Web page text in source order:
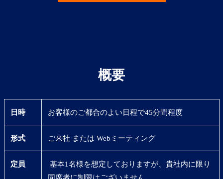
概要
日時 お客様のご都合のよい日程で45分間程度
形式 ご来社 または Webミーティング
定員
基本1名様を想定しておりますが、貴社内に限り